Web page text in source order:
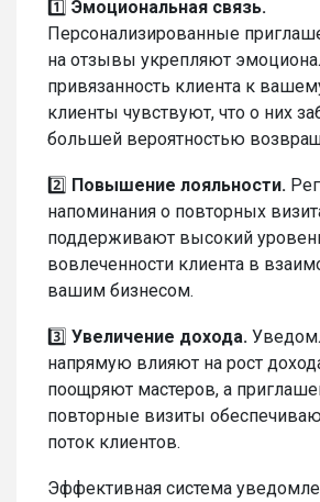
1️⃣ Эмоциональная связь.
Персонализированные
на отзывы укрепляют
привязанность клиента к
клиенты чувствуют, что о них
большей вероятностью
2️⃣ Повышение лояльности.
напоминания о повторных
поддерживают высокий
вовлеченности клиента в
вашим бизнесом.
3️⃣ Увеличение дохода.
напрямую влияют на рост
поощряют мастеров, а
повторные визиты
поток клиентов.
Эффективная система